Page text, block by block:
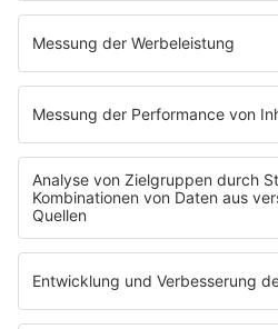
Übersicht
bigFM App
radio.de
radioplayer.de
Partner
WERBUNG
Leistungen und Produkte